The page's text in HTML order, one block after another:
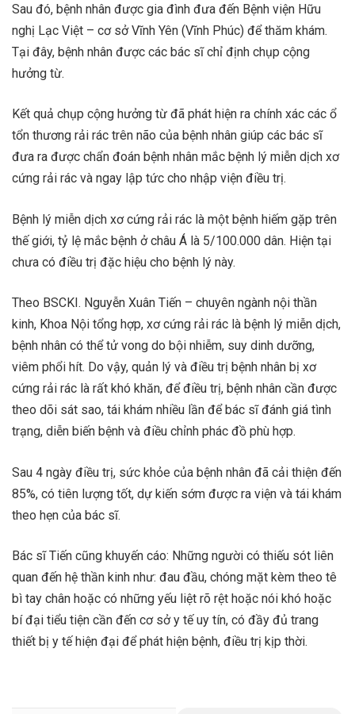
Sau đó, bệnh nhân được gia đình đưa đến Bệnh viện Hữu
nghị Lạc Việt – cơ sở Vĩnh Yên (Vĩnh Phúc) để thăm khám.
Tại đây, bệnh nhân được các bác sĩ chỉ định chụp cộng
hưởng từ.
Kết quả chụp cộng hưởng từ đã phát hiện ra chính xác các ổ
tổn thương rải rác trên não của bệnh nhân giúp các bác sĩ
đưa ra được chẩn đoán bệnh nhân mắc bệnh lý miễn dịch xơ
cứng rải rác và ngay lập tức cho nhập viện điều trị.
Bệnh lý miễn dịch xơ cứng rải rác là một bệnh hiếm gặp trên
thế giới, tỷ lệ mắc bệnh ở châu Á là 5/100.000 dân. Hiện tại
chưa có điều trị đặc hiệu cho bệnh lý này.
Theo BSCKI. Nguyễn Xuân Tiến – chuyên ngành nội thần
kinh, Khoa Nội tổng hợp, xơ cứng rải rác là bệnh lý miễn dịch,
bệnh nhân có thể tử vong do bội nhiễm, suy dinh dưỡng,
viêm phổi hít. Do vậy, quản lý và điều trị bệnh nhân bị xơ
cứng rải rác là rất khó khăn, để điều trị, bệnh nhân cần được
theo dõi sát sao, tái khám nhiều lần để bác sĩ đánh giá tình
trạng, diễn biến bệnh và điều chỉnh phác đồ phù hợp.
Sau 4 ngày điều trị, sức khỏe của bệnh nhân đã cải thiện đến
85%, có tiên lượng tốt, dự kiến sớm được ra viện và tái khám
theo hẹn của bác sĩ.
Bác sĩ Tiến cũng khuyến cáo: Những người có thiếu sót liên
quan đến hệ thần kinh như: đau đầu, chóng mặt kèm theo tê
bì tay chân hoặc có những yếu liệt rõ rệt hoặc nói khó hoặc
bí đại tiểu tiện cần đến cơ sở y tế uy tín, có đầy đủ trang
thiết bị y tế hiện đại để phát hiện bệnh, điều trị kịp thời.